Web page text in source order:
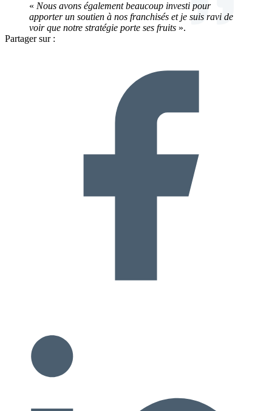
« Nous avons également beaucoup investi pour
apporter un soutien à nos franchisés et je suis ravi de
voir que notre stratégie porte ses fruits ».
Partager sur :